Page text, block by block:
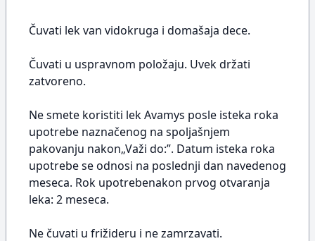
Čuvati lek van vidokruga i domašaja dece.
Čuvati u uspravnom položaju. Uvek držati
zatvoreno.
Ne smete koristiti lek Avamys posle isteka roka
upotrebe naznačenog na spoljašnjem
pakovanju nakon„Važi do:”. Datum isteka roka
upotrebe se odnosi na poslednji dan navedenog
meseca. Rok upotrebenakon prvog otvaranja
leka: 2 meseca.
Ne čuvati u frižideru i ne zamrzavati.